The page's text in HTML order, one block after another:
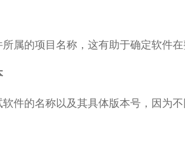
属的项目名称，这有助于确定软件在
件的名称以及其具体版本号，因为